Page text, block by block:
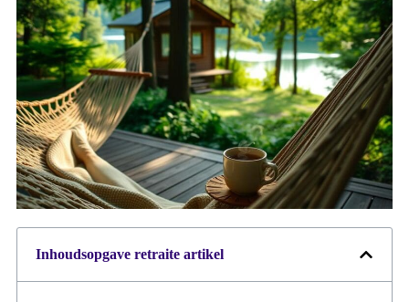
Inhoudsopgave retraite artikel